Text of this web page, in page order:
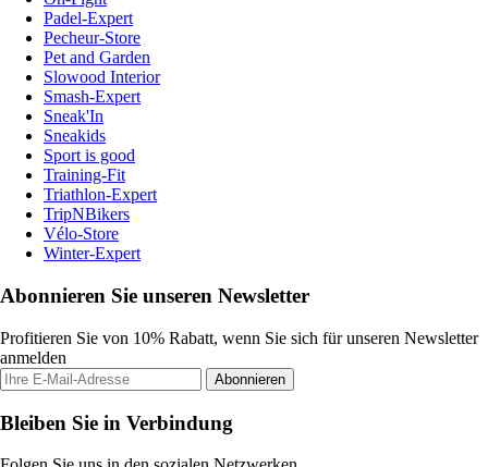
Padel-Expert
Pecheur-Store
Pet and Garden
Slowood Interior
Smash-Expert
Sneak'In
Sneakids
Sport is good
Training-Fit
Triathlon-Expert
TripNBikers
Vélo-Store
Winter-Expert
Abonnieren Sie unseren Newsletter
Profitieren Sie von 10% Rabatt, wenn Sie sich für unseren Newsletter
anmelden
Abonnieren
Bleiben Sie in Verbindung